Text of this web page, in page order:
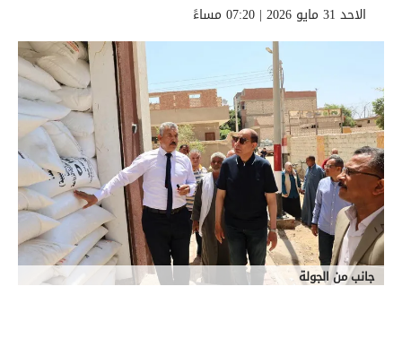
الاحد 31 مايو 2026 | 07:20 مساءً
جانب من الجولة